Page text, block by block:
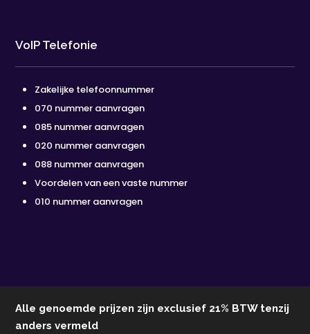
VoIP Telefonie
Zakelijke telefoonnummer
070 nummer aanvragen
085 nummer aanvragen
020 nummer aanvragen
088 nummer aanvragen
Voordelen van een vaste nummer
010 nummer aanvragen
Alle genoemde prijzen zijn exclusief 21% BTW tenzij
anders vermeld